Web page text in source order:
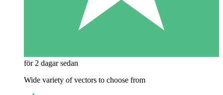
för 2 dagar sedan
Wide variety of vectors to choose from